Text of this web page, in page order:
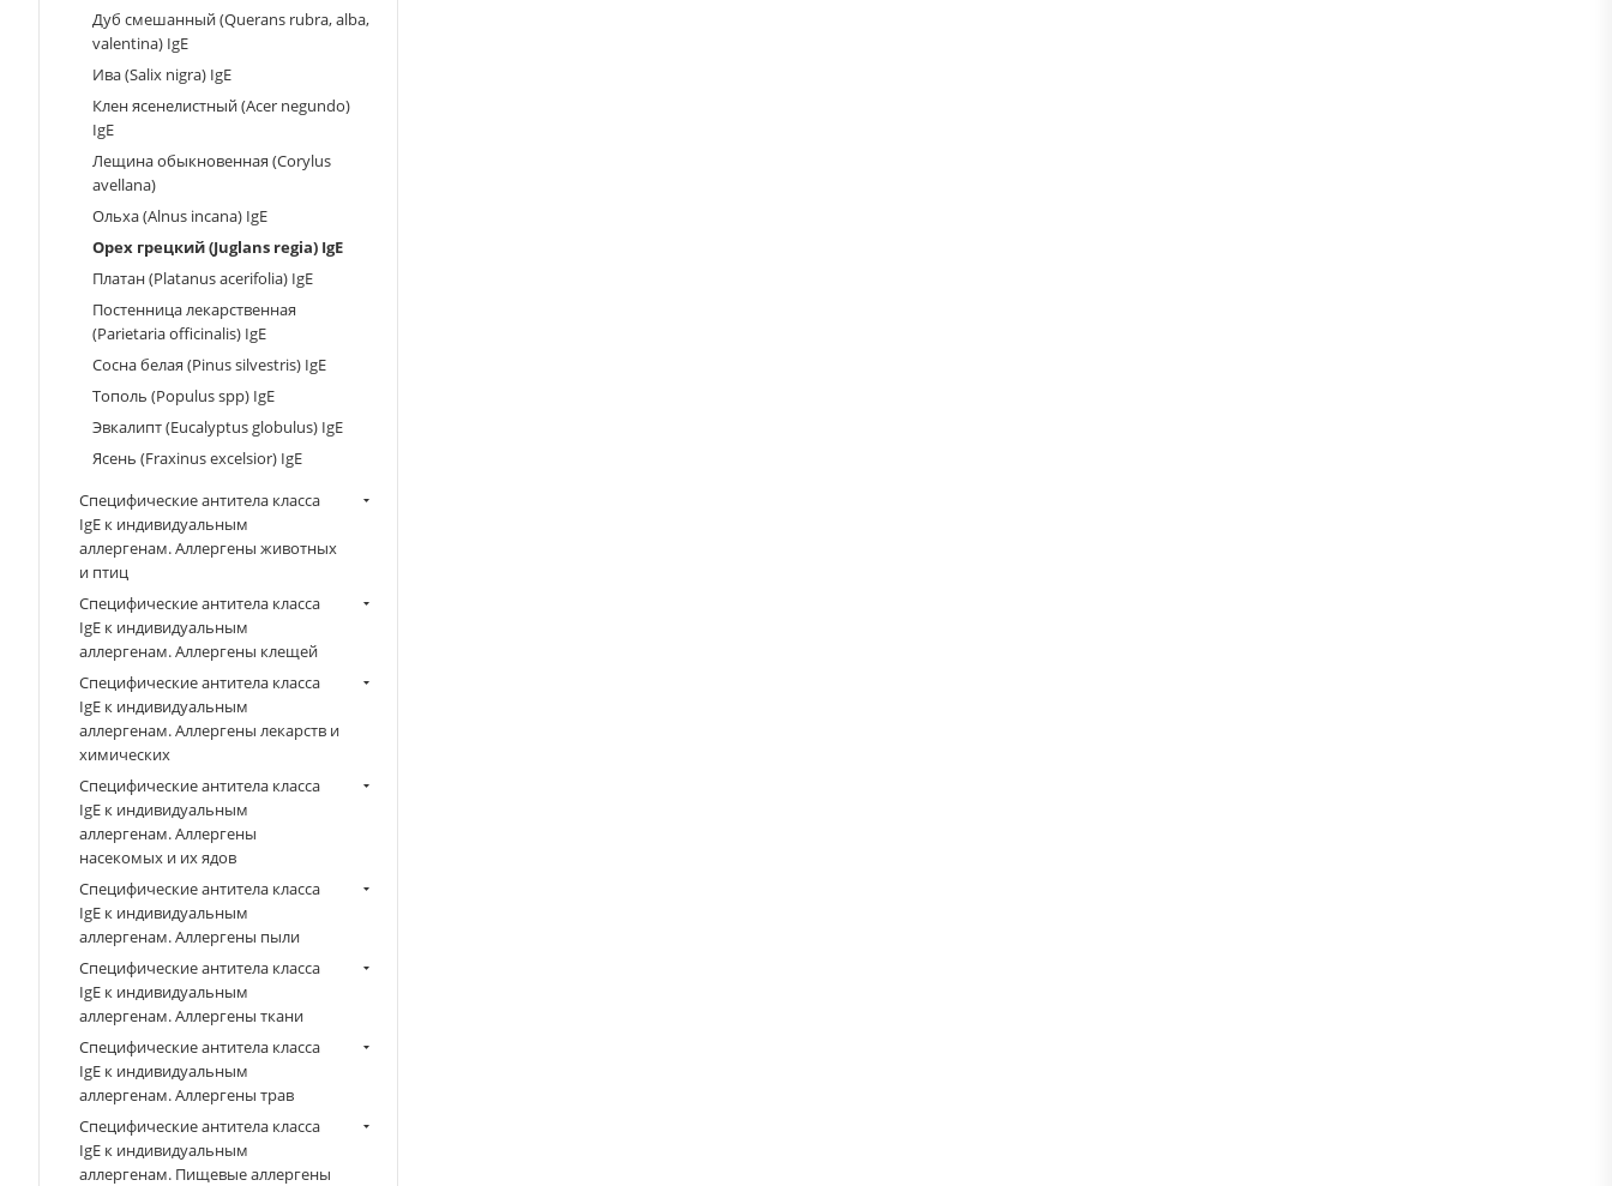
Дуб смешанный (Querans rubra, alba,
valentina) IgE
Ива (Salix nigra) IgE
Клен ясенелистный (Acer negundo)
IgE
Лещина обыкновенная (Corylus
avellana)
Ольха (Alnus incana) IgE
Орех грецкий (Juglans regia) IgE
Платан (Platanus acerifolia) IgE
Постенница лекарственная
(Parietaria officinalis) IgE
Сосна белая (Pinus silvestris) IgE
Тополь (Populus spp) IgE
Эвкалипт (Eucalyptus globulus) IgE
Ясень (Fraxinus excelsior) IgE
Специфические антитела класса
IgE к индивидуальным
аллергенам. Аллергены животных
и птиц
Специфические антитела класса
IgE к индивидуальным
аллергенам. Аллергены клещей
Специфические антитела класса
IgE к индивидуальным
аллергенам. Аллергены лекарств и
химических
Специфические антитела класса
IgE к индивидуальным
аллергенам. Аллергены
насекомых и их ядов
Специфические антитела класса
IgE к индивидуальным
аллергенам. Аллергены пыли
Специфические антитела класса
IgE к индивидуальным
аллергенам. Аллергены ткани
Специфические антитела класса
IgE к индивидуальным
аллергенам. Аллергены трав
Специфические антитела класса
IgE к индивидуальным
аллергенам. Пищевые аллергены